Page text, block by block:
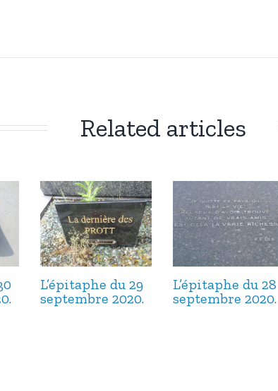
Related articles
L’épitaphe du 29
septembre 2020.
L’épitaphe du 28
septembre 2020.